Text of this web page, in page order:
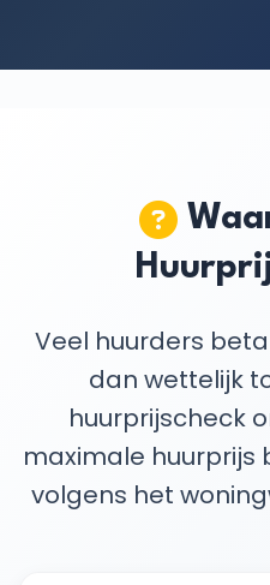
Veel huurders
dan wettelijk
huurprijscheck
maximale huurprijs
volgens het